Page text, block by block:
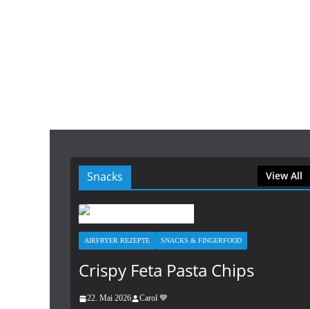
Snacks View All
AIRFRYER REZEPTE SNACKS & FINGERFOOD
Crispy Feta Pasta Chips
22. Mai 2026 Carol 💙